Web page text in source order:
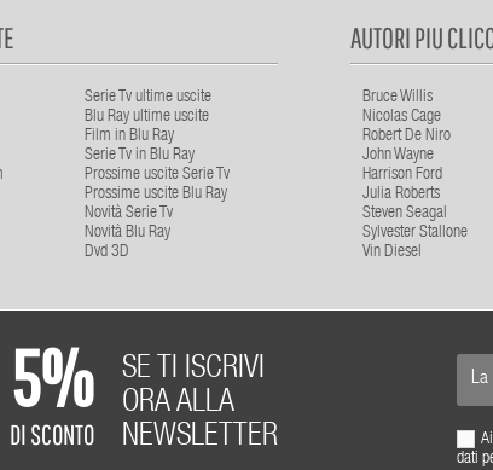
Serie Tv ultime uscite
Blu Ray ultime uscite
Film in Blu Ray
Serie Tv in Blu Ray
Prossime uscite Serie Tv
Prossime uscite Blu Ray
Novità Serie Tv
Novità Blu Ray
Dvd 3D
AUTORI PIU
Bruce Willis
Nicolas Cage
Robert De Niro
John Wayne
Harrison Ford
Julia Roberts
Steven Seagal
Sylvester Stallone
Vin Diesel
5%
DI SCONTO
SE TI ISCRIVI
ORA ALLA
NEWSLETTER
dati